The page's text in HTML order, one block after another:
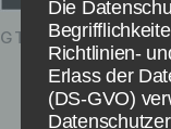
GTA V Online
GTA V
Die
Richtlinien-
Erlass der
(DS-GVO)